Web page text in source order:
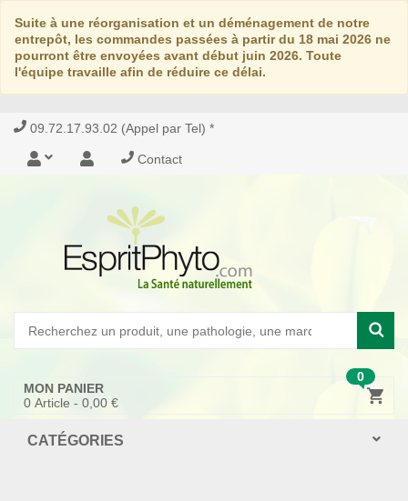
Suite à une réorganisation et un déménagement de notre
entrepôt, les commandes passées à partir du 18 mai 2026 ne
pourront être envoyées avant début juin 2026. Toute
l'équipe travaille afin de réduire ce délai.
09.72.17.93.02 (Appel par Tel) *
Contact
0
MON PANIER
0 Article - 0,00 €
CATÉGORIES